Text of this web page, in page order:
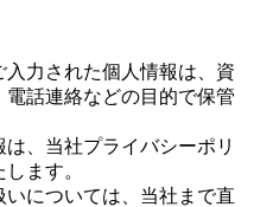
力された個人情報は、資
話連絡などの目的で保管
、当社プライバシーポリ
ます。
については、当社まで直